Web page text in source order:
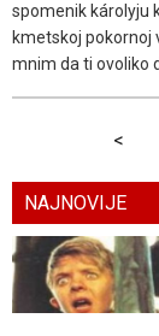
spomenik károlyju
kmetskoj
mnim da ti ovoliko
<
NAJNOVIJE